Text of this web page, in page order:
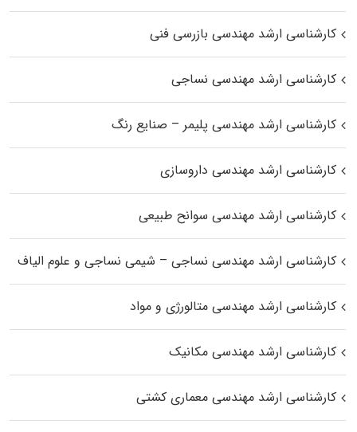
کارشناسی ارشد مهندسی بازرسی فنی
کارشناسی ارشد مهندسی نساجی
کارشناسی ارشد مهندسی پلیمر – صنایع رنگ
کارشناسی ارشد مهندسی داروسازی
کارشناسی ارشد مهندسی سوانح طبیعی
کارشناسی ارشد مهندسی نساجی – شیمی نساجی و علوم الیاف
کارشناسی ارشد مهندسی متالورژی و مواد
کارشناسی ارشد مهندسی مکانیک
کارشناسی ارشد مهندسی معماری کشتی